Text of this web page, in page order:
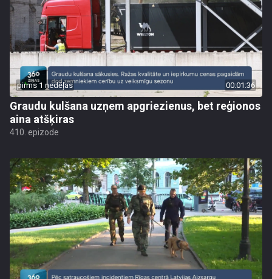
pirms 1 nedēļas 00:01:36
Graudu kulšana uzņem apgriezienus, bet reģionos
aina atšķiras
410. epizode